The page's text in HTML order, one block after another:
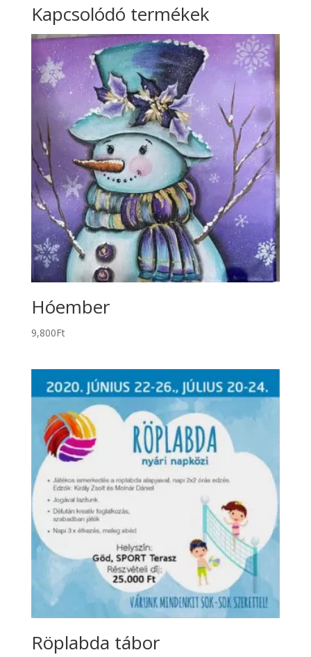
Kapcsolódó termékek
Hóember
9,800Ft
Röplabda tábor